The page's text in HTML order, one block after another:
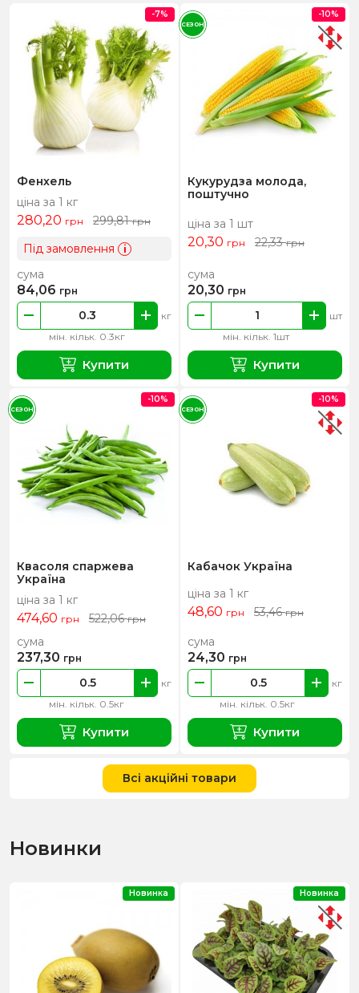
Фенхель
ціна за 1 кг
280,20 грн 299,81грн
Під замовлення i
мін. кільк. 0.3кг
кг
сума
84,06 грн
Купити
-7%
Кукурудза молода,
поштучно
ціна за 1 шт
20,30 грн 22,33грн
мін. кільк. 1шт
шт
сума
20,30 грн
Купити
-10%
СЕЗОН
Квасоля спаржева
Україна
ціна за 1 кг
474,60 грн 522,06грн
мін. кільк. 0.5кг
кг
сума
237,30 грн
Купити
-10%
СЕЗОН
Кабачок Україна
ціна за 1 кг
48,60 грн 53,46грн
мін. кільк. 0.5кг
кг
сума
24,30 грн
Купити
-10%
СЕЗОН
Всі акційні товари
Новинки
Новинка Новинка